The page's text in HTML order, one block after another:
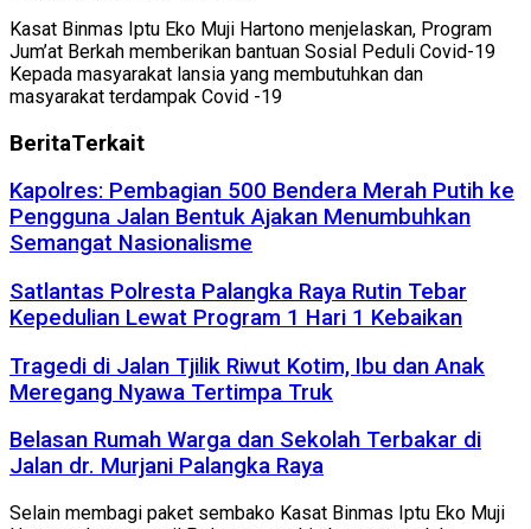
Kasat Binmas Iptu Eko Muji Hartono menjelaskan, Program
Jum’at Berkah memberikan bantuan Sosial Peduli Covid-19
Kepada masyarakat lansia yang membutuhkan dan
masyarakat terdampak Covid -19
BeritaTerkait
Kapolres: Pembagian 500 Bendera Merah Putih ke
Pengguna Jalan Bentuk Ajakan Menumbuhkan
Semangat Nasionalisme
Satlantas Polresta Palangka Raya Rutin Tebar
Kepedulian Lewat Program 1 Hari 1 Kebaikan
Tragedi di Jalan Tjilik Riwut Kotim, Ibu dan Anak
Meregang Nyawa Tertimpa Truk
Belasan Rumah Warga dan Sekolah Terbakar di
Jalan dr. Murjani Palangka Raya
Selain membagi paket sembako Kasat Binmas Iptu Eko Muji